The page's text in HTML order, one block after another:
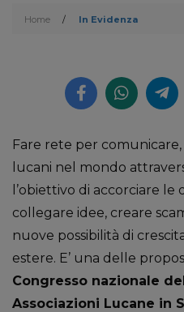
Home / In Evidenza
Fare rete per
lucani nel mondo
l’obiettivo di accorciare le
collegare idee, creare
nuove possibilità di
estere. E’ una delle
Congresso nazionale
Associazioni Lucane in